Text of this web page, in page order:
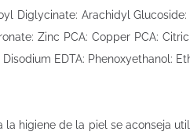
Diglycinate: Arachidyl
Zinc PCA: Copper PCA:
EDTA: Phenoxyethanol:
higiene de la piel se aconseja